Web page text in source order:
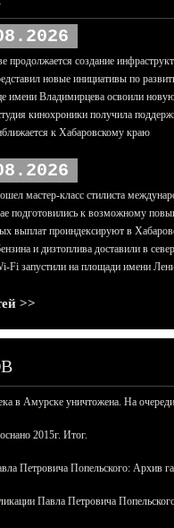
продолжается создание
новые инициативы по
имени Владимирцева освоили
кинохроники получила
к Хабаровскому краю
мастер-класс стилиста
подготовились к возможному
выплат проиндексируют в
и дизтоплива доставили в
Fi запустили на площади имени
>>
в Амурске уничтожена. На
2015г. Итог.
Петровича Попельского: Архив
Павла Петровича